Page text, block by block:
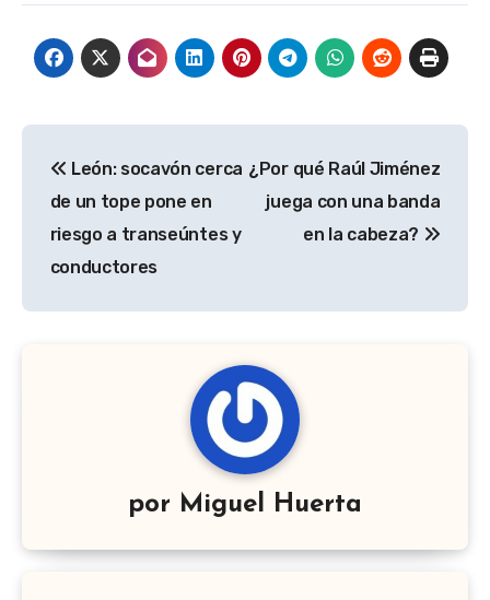
de
entradas
León: socavón cerca
de un tope pone en
riesgo a transeúntes y
conductores
¿Por qué Raúl Jiménez
juega con una banda
en la cabeza?
por Miguel Huerta